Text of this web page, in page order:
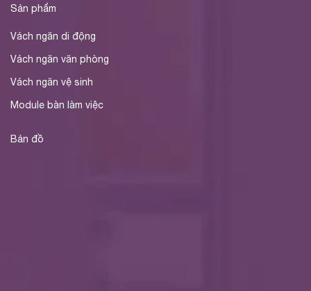
Sản phẩm
Vách ngăn di động
Vách ngăn văn phòng
Vách ngăn vệ sinh
Module bàn làm việc
Bản đồ